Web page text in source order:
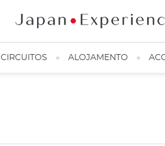
CIRCUITOS ALOJAMENTO